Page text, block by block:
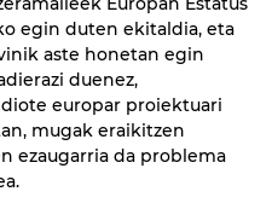
egin duten ekitaldia, eta
aste honetan egin
duenez,
europar proiektuari
mugak eraikitzen
ezaugarria da problema